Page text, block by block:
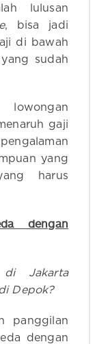
lulusan
, bisa jadi
di bawah
sudah
gaji
yang
harus
dengan
di Jakarta
Depok?
panggilan
dengan